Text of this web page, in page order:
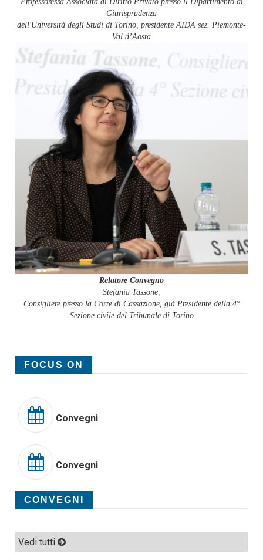
Giurisprudenza
dell'Università degli Studi di Torino, presidente AIDA sez. Piemonte-
Val d’Aosta
Relatore Convegno
Stefania Tassone,
Consigliere presso la Corte di Cassazione, già Presidente della 4°
Sezione civile del Tribunale di Torino
FOCUS ON
Convegni
Convegni
CONVEGNI
Vedi tutti